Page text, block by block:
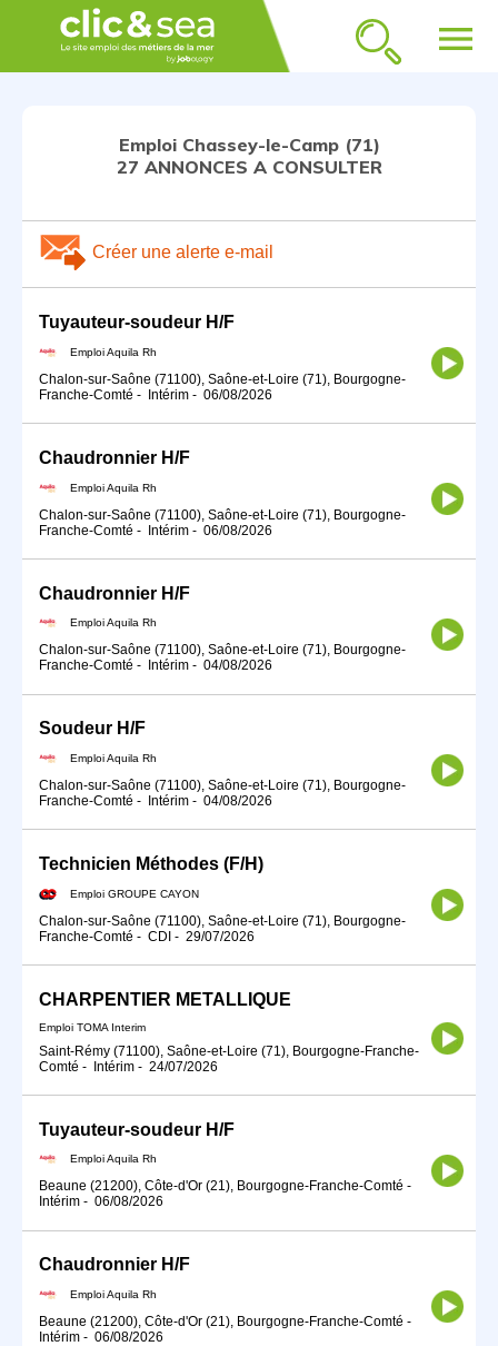
menu
Emploi Chassey-le-Camp (71)
27 ANNONCES A CONSULTER
Créer une alerte e-mail
Tuyauteur-soudeur H/F
Emploi Aquila Rh
Chalon-sur-Saône (71100), Saône-et-Loire (71), Bourgogne-
Franche-Comté - Intérim - 06/08/2026
Chaudronnier H/F
Emploi Aquila Rh
Chalon-sur-Saône (71100), Saône-et-Loire (71), Bourgogne-
Franche-Comté - Intérim - 06/08/2026
Chaudronnier H/F
Emploi Aquila Rh
Chalon-sur-Saône (71100), Saône-et-Loire (71), Bourgogne-
Franche-Comté - Intérim - 04/08/2026
Soudeur H/F
Emploi Aquila Rh
Chalon-sur-Saône (71100), Saône-et-Loire (71), Bourgogne-
Franche-Comté - Intérim - 04/08/2026
Technicien Méthodes (F/H)
Emploi GROUPE CAYON
Chalon-sur-Saône (71100), Saône-et-Loire (71), Bourgogne-
Franche-Comté - CDI - 29/07/2026
CHARPENTIER METALLIQUE
Emploi TOMA Interim
Saint-Rémy (71100), Saône-et-Loire (71), Bourgogne-Franche-
Comté - Intérim - 24/07/2026
Tuyauteur-soudeur H/F
Emploi Aquila Rh
Beaune (21200), Côte-d'Or (21), Bourgogne-Franche-Comté -
Intérim - 06/08/2026
Chaudronnier H/F
Emploi Aquila Rh
Beaune (21200), Côte-d'Or (21), Bourgogne-Franche-Comté -
Intérim - 06/08/2026